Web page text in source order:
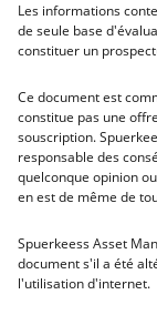
Les informations
de seule base
constituer un
Ce document est
constitue pas une
souscription.
responsable des
quelconque opinion
en est de même de
Spuerkeess Asset
document s'il a été
l'utilisation d'internet.